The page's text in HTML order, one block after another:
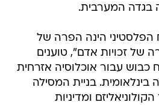
בגדה המערבית.
הפלסטיני הינה הפרה של
של זכויות אדם", טוענים
כבוש עבור אוכלוסיה אזרחית
בניית המסילה
ומדיניות